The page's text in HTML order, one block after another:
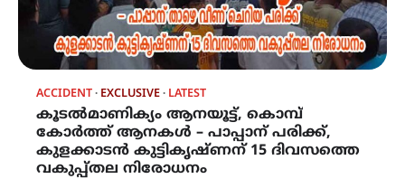
ACCIDENT EXCLUSIVE LATEST
കൂടൽമാണിക്യം ആനയൂട്ട്, കൊമ്പ്
കോർത്ത് ആനകൾ – പാപ്പാന് പരിക്ക്,
കുളക്കാടൻ കുട്ടികൃഷ്ണന് 15 ദിവസത്തെ
വകുപ്പ്തല നിരോധനം